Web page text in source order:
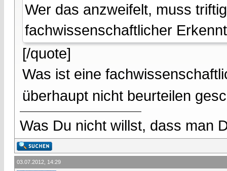
Wer das anzweifelt, muss
fachwissenschaftlicher
[/quote]
Was ist eine
überhaupt nicht beurteilen
Was Du nicht willst, dass man
03.07.2012, 14:29